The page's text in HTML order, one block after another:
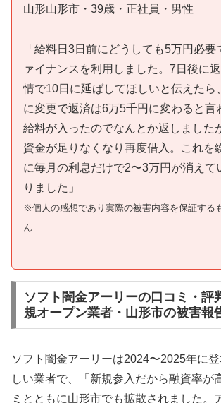
山形山形市・39歳・正社員・男性
「給料日3日前にどうしても5万円必要
ァイナンスを利用しました。7日後に
情で10日に延ばしてほしいと伝えたら
に変更で返済は6万5千円に変わると言
給料が入ったのでなんとか返しました
資金が足りなくなり再度借入。これを
に毎月の利息だけで2〜3万円が消えて
りました」
※個人の感想であり実際の被害内容を保証する
ん
ソフト闇金アーリーの口コミ・評
規オープン業者・山形市の被害報
ソフト闇金アーリーは2024〜2025年に
しい業者で、「新規参入だから融資率が
ミとともに山形市でも拡散されました。